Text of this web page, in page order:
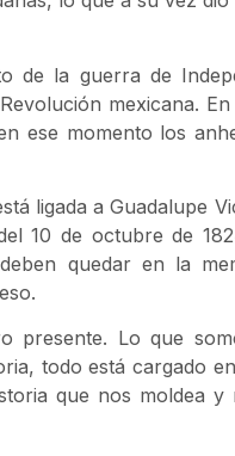
de la guerra de
mexicana.
ese momento los
ligada a Guadalupe
10 de octubre de
quedar en la
presente. Lo que
todo está cargado
que nos moldea